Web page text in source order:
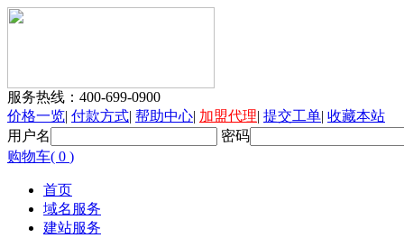
服务热线： 400-699-0900
价格一览| 付款方式| 帮助中心| 加盟代理| 提交工单| 收藏本站
用户名
密码
购物车( 0 )
首页
域名服务
建站服务